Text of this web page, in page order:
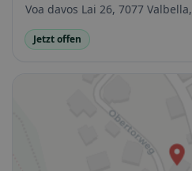
Voa davos Lai 26, 7077
Jetzt offen